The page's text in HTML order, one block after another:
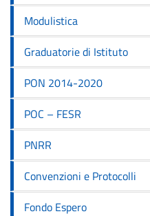
Modulistica
Graduatorie di Istituto
PON 2014-2020
POC – FESR
PNRR
Convenzioni e Protocolli
Fondo Espero